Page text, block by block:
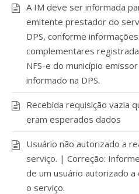
A IM deve ser informada
emitente prestador do
DPS, conforme informações
complementares
NFS-e do município emissor
informado na DPS.
Recebida requisição vazia
eram esperados dados
Usuário não autorizado a
serviço. | Correção:
de um usuário autorizado a
o serviço.